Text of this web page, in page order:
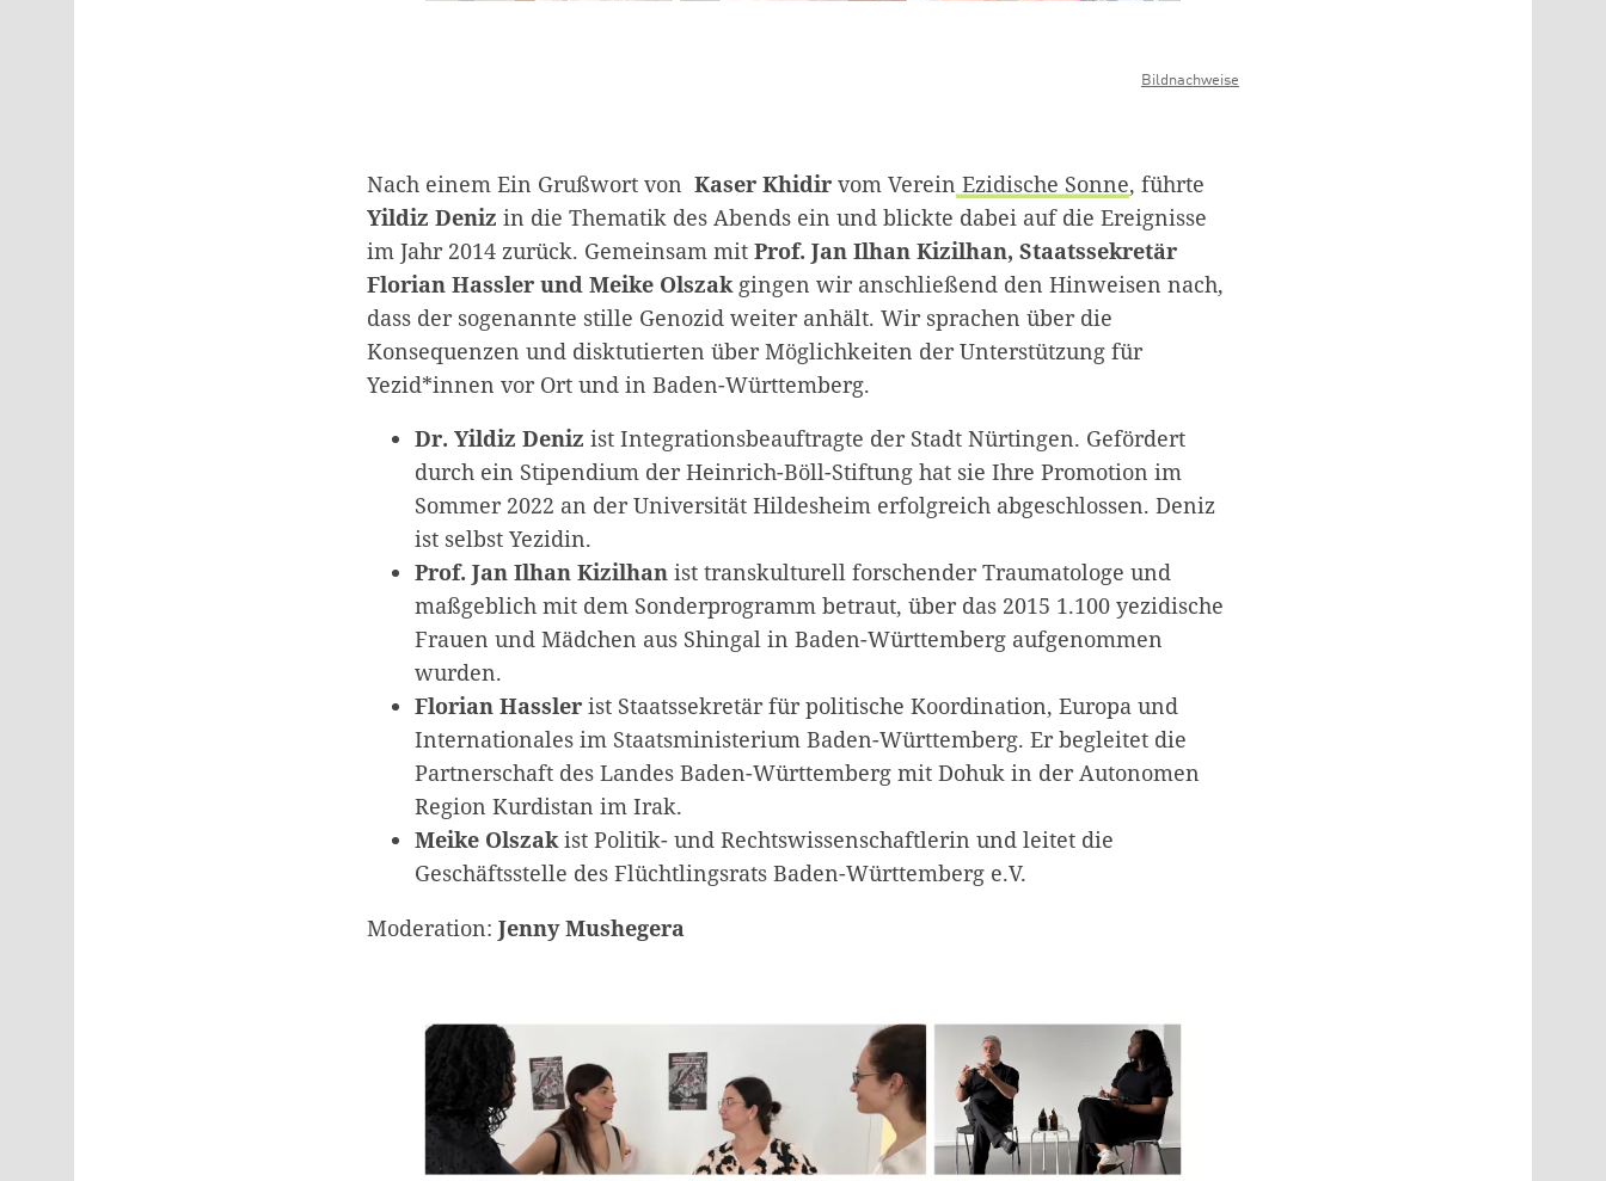
Bildnachweise
Nach einem Ein Grußwort von Kaser Khidir vom Verein Ezidische Sonne, führte
Yildiz Deniz in die Thematik des Abends ein und blickte dabei auf die Ereignisse
im Jahr 2014 zurück. Gemeinsam mit Prof. Jan Ilhan Kizilhan, Staatssekretär
Florian Hassler und Meike Olszak gingen wir anschließend den Hinweisen nach,
dass der sogenannte stille Genozid weiter anhält. Wir sprachen über die
Konsequenzen und disktutierten über Möglichkeiten der Unterstützung für
Yezid*innen vor Ort und in Baden-Württemberg.
Dr. Yildiz Deniz ist Integrationsbeauftragte der Stadt Nürtingen. Gefördert
durch ein Stipendium der Heinrich-Böll-Stiftung hat sie Ihre Promotion im
Sommer 2022 an der Universität Hildesheim erfolgreich abgeschlossen. Deniz
ist selbst Yezidin.
Prof. Jan Ilhan Kizilhan ist transkulturell forschender Traumatologe und
maßgeblich mit dem Sonderprogramm betraut, über das 2015 1.100 yezidische
Frauen und Mädchen aus Shingal in Baden-Württemberg aufgenommen
wurden.
Florian Hassler ist Staatssekretär für politische Koordination, Europa und
Internationales im Staatsministerium Baden-Württemberg. Er begleitet die
Partnerschaft des Landes Baden-Württemberg mit Dohuk in der Autonomen
Region Kurdistan im Irak.
Meike Olszakist Politik- und Rechtswissenschaftlerin und leitet die
Geschäftsstelle des Flüchtlingsrats Baden-Württemberg e.V.
Moderation: Jenny Mushegera